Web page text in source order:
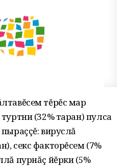
тĕрĕс мар
(32% таран) пулса
вируслă
секс факторĕсем (7%
пурнăç йĕрки (5%